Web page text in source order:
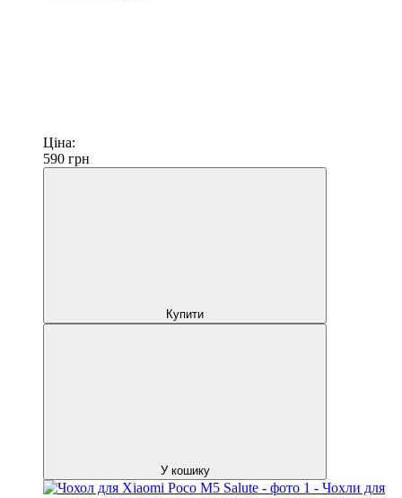
Ціна:
590 грн
Купити
У кошику